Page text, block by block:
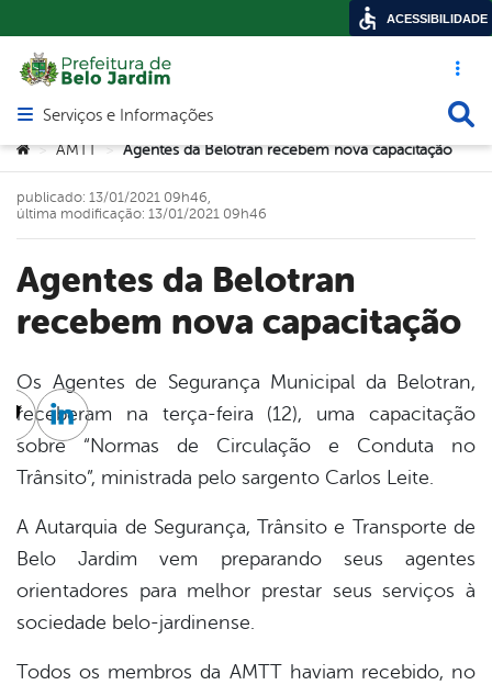
Acesso
Abrir menu principal de navegação
Serviços e Informações
Você está aqui:
> AMTT > Agentes da Belotran recebem nova capacitação
Agentes da Belotran
recebem nova capacitação
publicado: 13/01/2021 09h46,
última modificação: 13/01/2021 09h46
Os Agentes de Segurança Municipal da Belotran,
receberam na terça-feira (12), uma capacitação
sobre “Normas de Circulação e Conduta no
Trânsito”, ministrada pelo sargento Carlos Leite.
A Autarquia de Segurança, Trânsito e Transporte de
Belo Jardim vem preparando seus agentes
orientadores para melhor prestar seus serviços à
sociedade belo-jardinense.
Todos os membros da AMTT haviam recebido, no
Twitter
Linkedin
ACESSIBILIDADE